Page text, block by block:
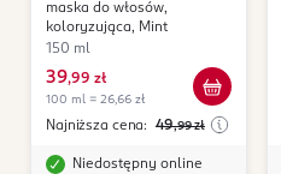
PROFESSIONALS
Fresh
maska do włosów,
koloryzująca, Mint
150 ml
39,99 zł
100 ml = 26,66 zł
Najniższa cena: 49,99 zł
Niedostępny online